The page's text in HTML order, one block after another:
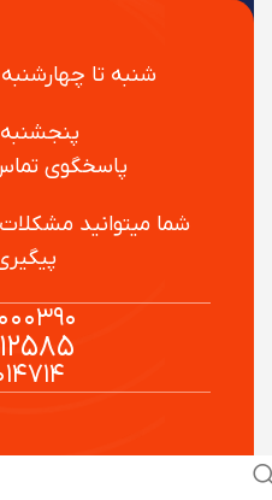
شنبه تا چهارشنبه از ساعت
پنجشنبه ۸ الی ۱۴
پاسخگوی تماس
شما میتوانید مشکلات
پیگیری